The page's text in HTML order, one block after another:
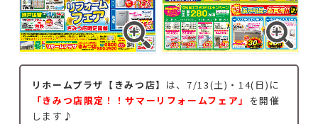
リホームプラザ【きみつ店】 は、7/13(土)・14(日)に
「きみつ店限定！！サマーリフォームフェア」
を開催
します♪